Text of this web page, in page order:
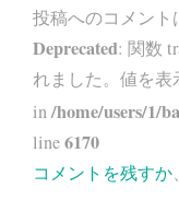
投稿へのコメント
Deprecated: 関数
れました。値を
in/home/users/1/
line6170
コメントを残すか